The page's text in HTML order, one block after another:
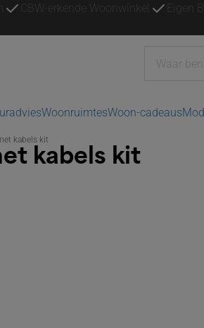
CBW-erkende Woonwinkel Eigen
WoonruimtesWoon-cadeaus
kabels kit
kabels kit